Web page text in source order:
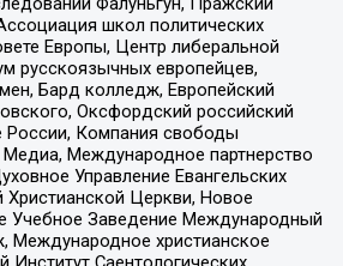
школ политических
Европы, Центр либеральной
русскоязычных европейцев,
Бард колледж, Европейский
Оксфордский российский
Компания свободы
Международное партнерство
Управление Евангельских
Христианской Церкви, Новое
Учебное Заведение Международный
Международное христианское